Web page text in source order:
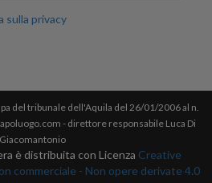
sulla privacy
del tribunale dell'Aquila del 26/01/2006 al n.
- direttore responsabile Luca Di
Giacomantonio
è distribuita con Licenza Creative
commerciale - Non opere derivate 4.0